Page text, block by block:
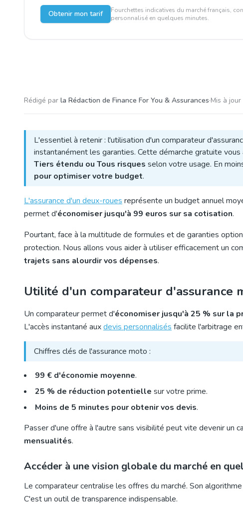
Obtenir mon tarif
Fourchettes indicatives du marché français,
personnalisé en quelques minutes.
Rédigé par la Rédaction de Finance For You & Assurances·Mis à jour
L'essentiel à retenir : l'utilisation d'un comparateur
instantanément les garanties. Cette démarche gratuite
Tiers étendu ou Tous risques selon votre usage. En
pour optimiser votre budget.
L'assurance d'un deux-roues représente un budget annuel
permet d'économiser jusqu'à 99 euros sur sa cotisation.
Pourtant, face à la multitude de formules et de garanties
protection. Nous allons vous aider à utiliser efficacement un
trajets sans alourdir vos dépenses.
Utilité d'un comparateur d'assurance
Un comparateur permet d'économiser jusqu'à 25 % sur la
L'accès instantané auxdevis personnalisés facilite l'arbitrage
Chiffres clés de l'assurance moto :
99 € d'économie moyenne.
25 % de réduction potentielle sur votre prime.
Moins de 5 minutes pour obtenir vos devis.
Passer d'une offre à l'autre sans visibilité peut vite devenir un
mensualités.
Accéder à une vision globale du marché en
Le comparateur centralise les offres du marché. Son
C'est un outil de transparence indispensable.